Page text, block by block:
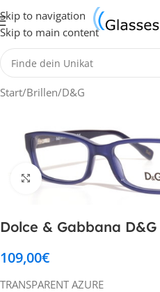
Skip to navigation
Skip to main content
Start/Brillen/D&G
Klick zum Vergrößern
Dolce & Gabbana
109,00€
TRANSPARENT AZURE